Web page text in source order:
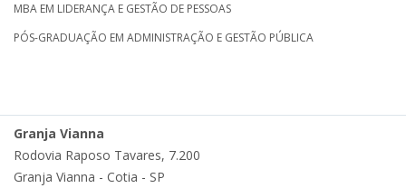
MBA EM LIDERANÇA E GESTÃO DE PESSOAS
PÓS-GRADUAÇÃO EM ADMINISTRAÇÃO E GESTÃO PÚBLICA
Granja Vianna
Rodovia Raposo Tavares, 7.200
Granja Vianna - Cotia - SP